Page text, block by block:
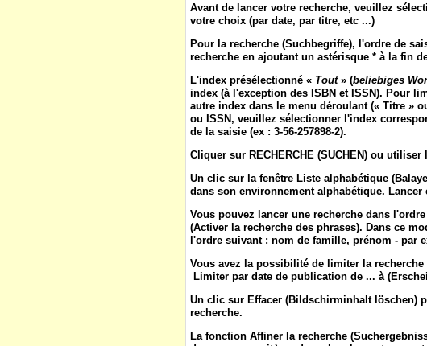
Avant de lancer votre recherche, veuillez
votre choix (par date, par titre, etc ...)
Pour la recherche (Suchbegriffe), l'ordre de
recherche en ajoutant un astérisque * à la fin
L'index présélectionné « Tout» (beliebiges
index (à l'exception des ISBN et ISSN). Pour
autre index dans le menu déroulant (« Titre »
ou ISSN, veuillez sélectionner l'index
de la saisie (ex : 3-56-257898-2).
Cliquer sur RECHERCHE (SUCHEN) ou utiliser
Un clic sur la fenêtre Liste alphabétique (
dans son environnement alphabétique.
Vous pouvez lancer une recherche dans
(Activer la recherche des phrases). Dans ce
l'ordre suivant : nom de famille, prénom - par
Vous avez la possibilité de limiter la
Limiter par date de publication de ... à (
Un clic sur Effacer (Bildschirminhalt löschen)
recherche.
La fonction Affiner la recherche (